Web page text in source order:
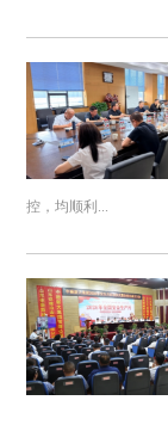
控，均顺利...